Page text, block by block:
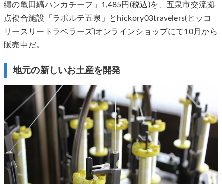
繡の亀田縞ハンカチーフ」1,485円(税込)を、五泉市交流拠
点複合施設「ラポルテ五泉」とhickory03travelers(ヒッコ
リースリートラベラーズ)オンラインショップにて10月から
販売中だ。
地元の新しいお土産を開発